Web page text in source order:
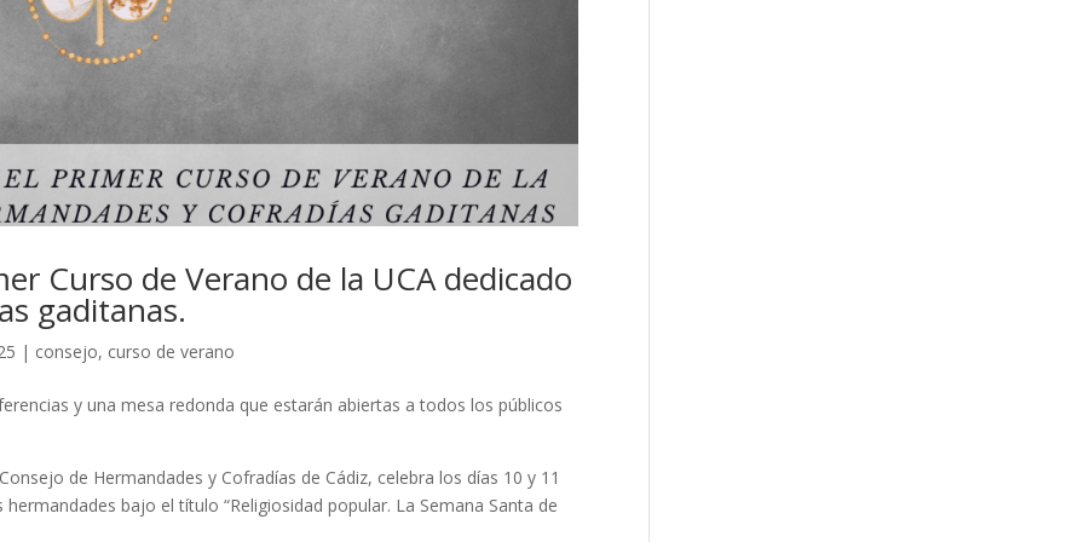
Curso de Verano de la UCA dedicado
gaditanas.
| consejo, curso de verano
y una mesa redonda que estarán abiertas a todos los públicos
de Hermandades y Cofradías de Cádiz, celebra los días 10 y 11
bajo el título “Religiosidad popular. La Semana Santa de